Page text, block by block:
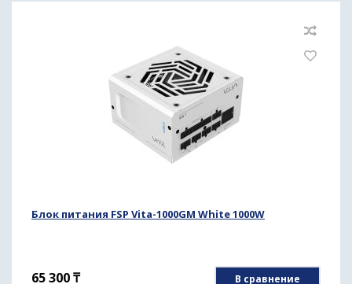
Блок питания FSP Vita-1000GM White 1000W
65 300₸
В сравнение